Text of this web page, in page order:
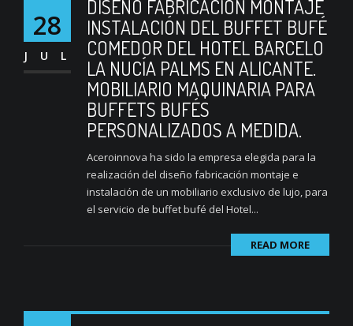
28
JUL
DISEÑO FABRICACIÓN MONTAJE
INSTALACIÓN DEL BUFFET BUFÉ
COMEDOR DEL HOTEL BARCELO
LA NUCÍA PALMS EN ALICANTE.
MOBILIARIO MAQUINARIA PARA
BUFFETS BUFÉS
PERSONALIZADOS A MEDIDA.
Aceroinnova ha sido la empresa elegida para la
realización del diseño fabricación montaje e
instalación de un mobiliario exclusivo de lujo, para
el servicio de buffet bufé del Hotel...
READ MORE